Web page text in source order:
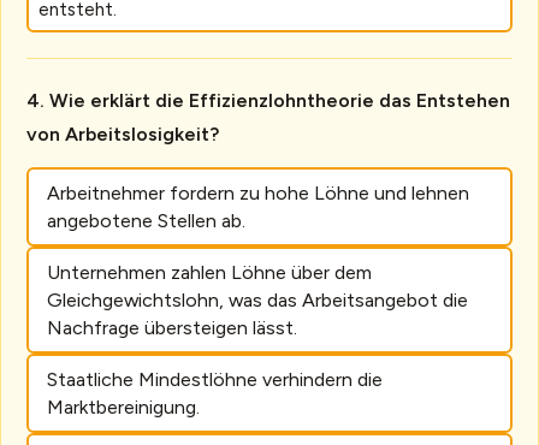
entsteht.
Wie erklärt die Effizienzlohntheorie das Entstehen
von Arbeitslosigkeit?
Arbeitnehmer fordern zu hohe Löhne und lehnen
angebotene Stellen ab.
Unternehmen zahlen Löhne über dem
Gleichgewichtslohn, was das Arbeitsangebot die
Nachfrage übersteigen lässt.
Staatliche Mindestlöhne verhindern die
Marktbereinigung.